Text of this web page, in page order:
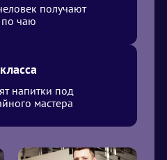
получают
чаю
напитки под
мастера